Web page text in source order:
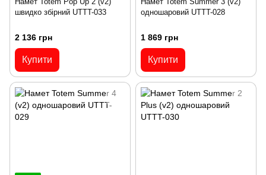
швидко збірний UTTT-033
2 136 грн
Купити
одношаровий UTTT-028
1 869 грн
Купити